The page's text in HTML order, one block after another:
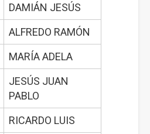
DAMIÁN JESÚS
ALFREDO RAMÓN
MARÍA ADELA
JESÚS JUAN
PABLO
RICARDO LUIS